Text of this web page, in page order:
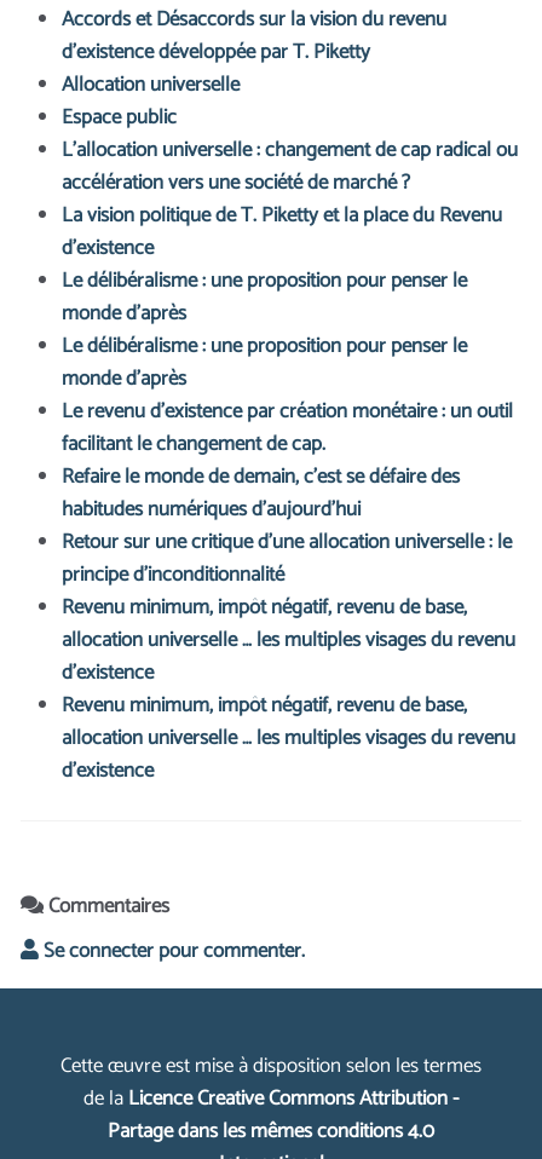
Accords et Désaccords sur la vision du revenu
d’existence développée par T. Piketty
Allocation universelle
Espace public
L’allocation universelle : changement de cap radical ou
accélération vers une société de marché ?
La vision politique de T. Piketty et la place du Revenu
d’existence
Le délibéralisme : une proposition pour penser le
monde d'après
Le délibéralisme : une proposition pour penser le
monde d'après
Le revenu d’existence par création monétaire : un outil
facilitant le changement de cap.
Refaire le monde de demain, c’est se défaire des
habitudes numériques d’aujourd’hui
Retour sur une critique d’une allocation universelle : le
principe d’inconditionnalité
Revenu minimum, impôt négatif, revenu de base,
allocation universelle … les multiples visages du revenu
d’existence
Revenu minimum, impôt négatif, revenu de base,
allocation universelle … les multiples visages du revenu
d’existence
Commentaires
Se connecter pour commenter.
Cette œuvre est mise à disposition selon les termes
de laLicence Creative Commons Attribution -
Partage dans les mêmes conditions 4.0